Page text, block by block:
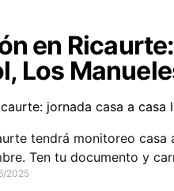
en
Los
tendrá monitoreo
Ten tu documento y
2025